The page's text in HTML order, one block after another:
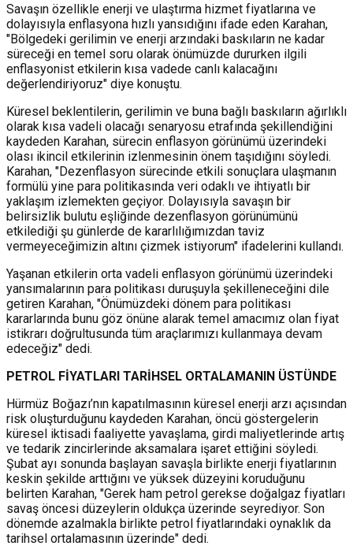
Savaşın özellikle enerji ve ulaştırma hizmet fiyatlarına ve
dolayısıyla enflasyona hızlı yansıdığını ifade eden Karahan,
"Bölgedeki gerilimin ve enerji arzındaki baskıların ne kadar
süreceği en temel soru olarak önümüzde dururken ilgili
enflasyonist etkilerin kısa vadede canlı kalacağını
değerlendiriyoruz" diye konuştu.
Küresel beklentilerin, gerilimin ve buna bağlı baskıların ağırlıklı
olarak kısa vadeli olacağı senaryosu etrafında şekillendiğini
kaydeden Karahan, sürecin enflasyon görünümü üzerindeki
olası ikincil etkilerinin izlenmesinin önem taşıdığını söyledi.
Karahan, "Dezenflasyon sürecinde etkili sonuçlara ulaşmanın
formülü yine para politikasında veri odaklı ve ihtiyatlı bir
yaklaşım izlemekten geçiyor. Dolayısıyla savaşın bir
belirsizlik bulutu eşliğinde dezenflasyon görünümünü
etkilediği şu günlerde de kararlılığımızdan taviz
vermeyeceğimizin altını çizmek istiyorum" ifadelerini kullandı.
Yaşanan etkilerin orta vadeli enflasyon görünümü üzerindeki
yansımalarının para politikası duruşuyla şekilleneceğini dile
getiren Karahan, "Önümüzdeki dönem para politikası
kararlarında bunu göz önüne alarak temel amacımız olan fiyat
istikrarı doğrultusunda tüm araçlarımızı kullanmaya devam
edeceğiz" dedi.
PETROL FİYATLARI TARİHSEL ORTALAMANIN ÜSTÜNDE
Hürmüz Boğazı’nın kapatılmasının küresel enerji arzı açısından
risk oluşturduğunu kaydeden Karahan, öncü göstergelerin
küresel iktisadi faaliyette yavaşlama, girdi maliyetlerinde artış
ve tedarik zincirlerinde aksamalara işaret ettiğini söyledi.
Şubat ayı sonunda başlayan savaşla birlikte enerji fiyatlarının
keskin şekilde arttığını ve yüksek düzeyini koruduğunu
belirten Karahan, "Gerek ham petrol gerekse doğalgaz fiyatları
savaş öncesi düzeylerin oldukça üzerinde seyrediyor. Son
dönemde azalmakla birlikte petrol fiyatlarındaki oynaklık da
tarihsel ortalamasının üzerinde" dedi.